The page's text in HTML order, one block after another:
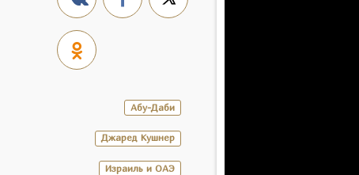
Абу-Даби
Джаред Кушнер
Израиль и ОАЭ